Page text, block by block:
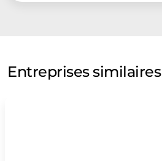
Entreprises similaires